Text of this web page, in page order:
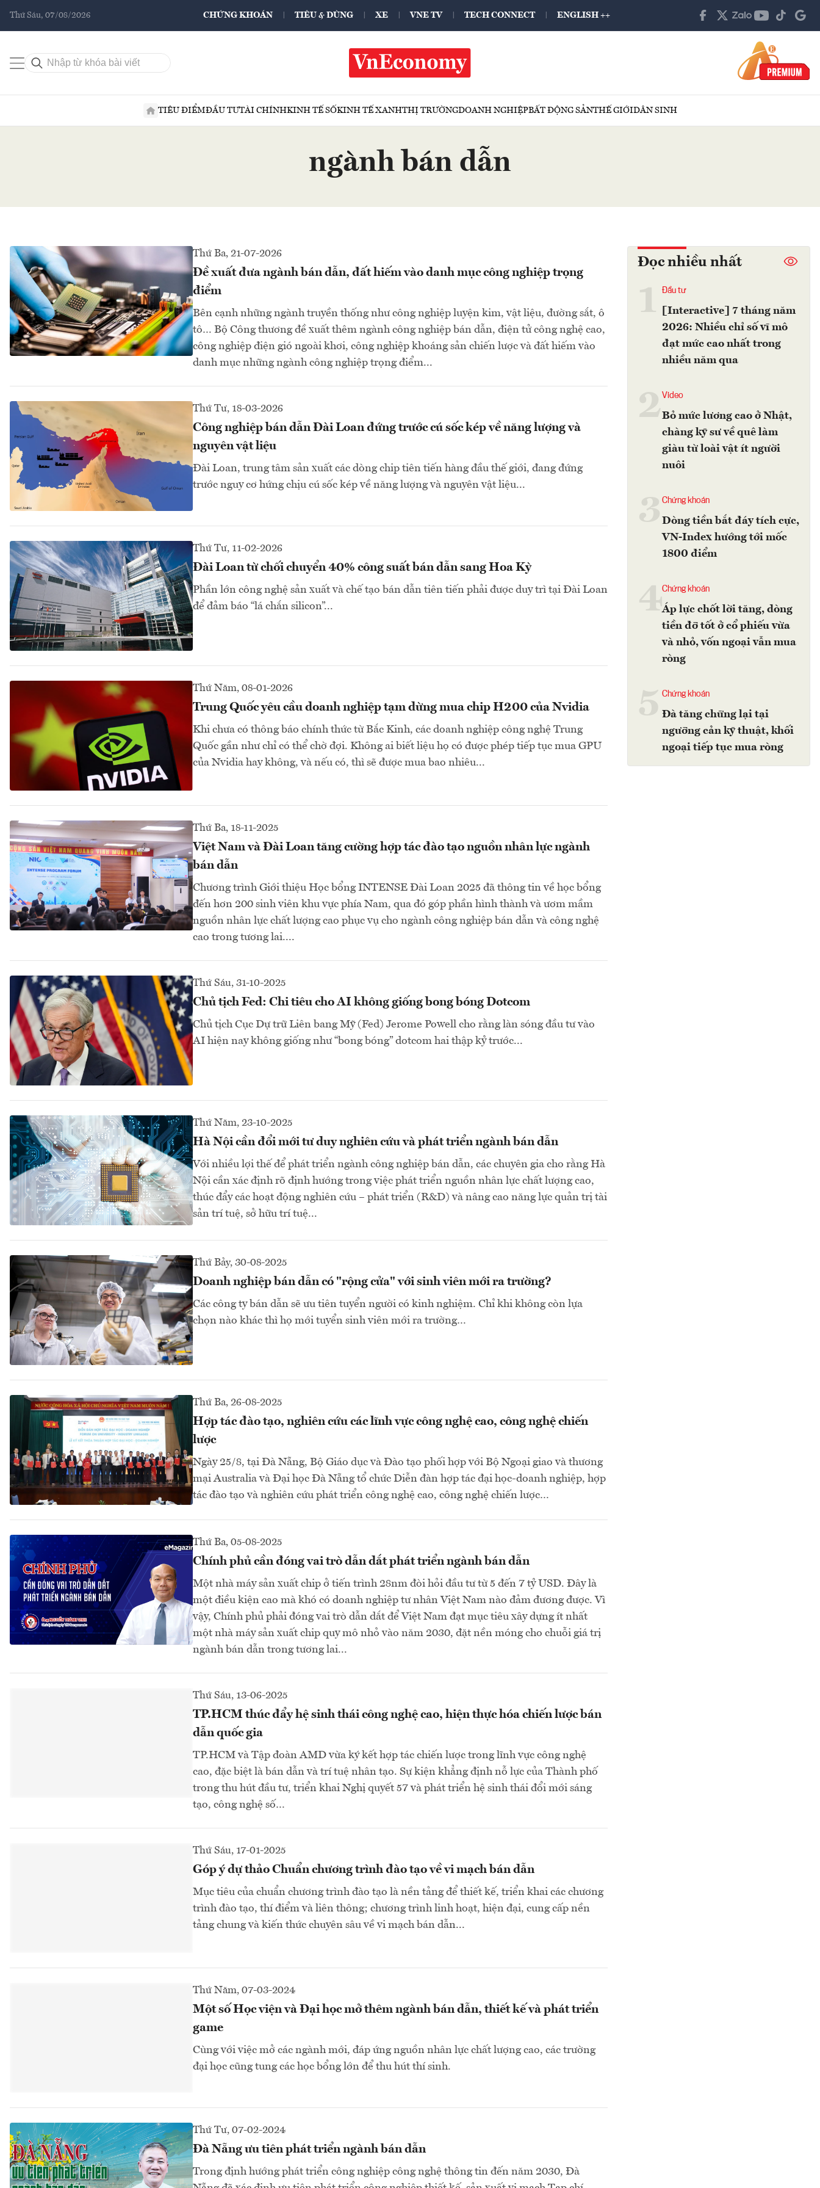
Thứ Sáu, 07/08/2026 CHỨNG KHOÁN TIÊU & DÙNG XE VNE TV TECH CONNECT ENGLISH ++
TIÊU ĐIỂMĐẦU TƯTÀI CHÍNHKINH TẾ SỐKINH TẾ XANHTHỊ TRƯỜNGDOANH NGHIỆPBẤT ĐỘNG SẢNTHẾ GIỚIDÂN SINH
ngành bán dẫn
Thứ Ba, 21-07-2026
Đề xuất đưa ngành bán dẫn, đất hiếm vào danh mục công nghiệp trọng
điểm
Bên cạnh những ngành truyền thống như công nghiệp luyện kim, vật liệu, đường sắt, ô
tô… Bộ Công thương đề xuất thêm ngành công nghiệp bán dẫn, điện tử công nghệ cao,
công nghiệp điện gió ngoài khơi, công nghiệp khoáng sản chiến lược và đất hiếm vào
danh mục những ngành công nghiệp trọng điểm...
Thứ Tư, 18-03-2026
Công nghiệp bán dẫn Đài Loan đứng trước cú sốc kép về năng lượng và
nguyên vật liệu
Đài Loan, trung tâm sản xuất các dòng chip tiên tiến hàng đầu thế giới, đang đứng
trước nguy cơ hứng chịu cú sốc kép về năng lượng và nguyên vật liệu...
Thứ Tư, 11-02-2026
Đài Loan từ chối chuyển 40% công suất bán dẫn sang Hoa Kỳ
Phần lớn công nghệ sản xuất và chế tạo bán dẫn tiên tiến phải được duy trì tại Đài Loan
để đảm báo “lá chắn silicon”...
Thứ Năm, 08-01-2026
Trung Quốc yêu cầu doanh nghiệp tạm dừng mua chip H200 của Nvidia
Khi chưa có thông báo chính thức từ Bắc Kinh, các doanh nghiệp công nghệ Trung
Quốc gần như chỉ có thể chờ đợi. Không ai biết liệu họ có được phép tiếp tục mua GPU
của Nvidia hay không, và nếu có, thì sẽ được mua bao nhiêu...
Thứ Ba, 18-11-2025
Việt Nam và Đài Loan tăng cường hợp tác đào tạo nguồn nhân lực ngành
bán dẫn
Chương trình Giới thiệu Học bổng INTENSE Đài Loan 2025 đã thông tin về học bổng
đến hơn 200 sinh viên khu vực phía Nam, qua đó góp phần hình thành và ươm mầm
nguồn nhân lực chất lượng cao phục vụ cho ngành công nghiệp bán dẫn và công nghệ
cao trong tương lai....
Thứ Sáu, 31-10-2025
Chủ tịch Fed: Chi tiêu cho AI không giống bong bóng Dotcom
Chủ tịch Cục Dự trữ Liên bang Mỹ (Fed) Jerome Powell cho rằng làn sóng đầu tư vào
AI hiện nay không giống như “bong bóng” dotcom hai thập kỷ trước...
Thứ Năm, 23-10-2025
Hà Nội cần đổi mới tư duy nghiên cứu và phát triển ngành bán dẫn
Với nhiều lợi thế để phát triển ngành công nghiệp bán dẫn, các chuyên gia cho rằng Hà
Nội cần xác định rõ định hướng trong việc phát triển nguồn nhân lực chất lượng cao,
thúc đẩy các hoạt động nghiên cứu – phát triển (R&D) và nâng cao năng lực quản trị tài
sản trí tuệ, sở hữu trí tuệ...
Thứ Bảy, 30-08-2025
Doanh nghiệp bán dẫn có "rộng cửa" với sinh viên mới ra trường?
Các công ty bán dẫn sẽ ưu tiên tuyển người có kinh nghiệm. Chỉ khi không còn lựa
chọn nào khác thì họ mới tuyển sinh viên mới ra trường…
Thứ Ba, 26-08-2025
Hợp tác đào tạo, nghiên cứu các lĩnh vực công nghệ cao, công nghệ chiến
lược
Ngày 25/8, tại Đà Nẵng, Bộ Giáo dục và Đào tạo phối hợp với Bộ Ngoại giao và thương
mại Australia và Đại học Đà Nẵng tổ chức Diễn đàn hợp tác đại học-doanh nghiệp, hợp
tác đào tạo và nghiên cứu phát triển công nghệ cao, công nghệ chiến lược…
Thứ Ba, 05-08-2025
Chính phủ cần đóng vai trò dẫn dắt phát triển ngành bán dẫn
Một nhà máy sản xuất chip ở tiến trình 28nm đòi hỏi đầu tư từ 5 đến 7 tỷ USD. Đây là
một điều kiện cao mà khó có doanh nghiệp tư nhân Việt Nam nào đảm đương được. Vì
vậy, Chính phủ phải đóng vai trò dẫn dắt để Việt Nam đạt mục tiêu xây dựng ít nhất
một nhà máy sản xuất chip quy mô nhỏ vào năm 2030, đặt nền móng cho chuỗi giá trị
ngành bán dẫn trong tương lai...
Thứ Sáu, 13-06-2025
TP.HCM thúc đẩy hệ sinh thái công nghệ cao, hiện thực hóa chiến lược bán
dẫn quốc gia
TP.HCM và Tập đoàn AMD vừa ký kết hợp tác chiến lược trong lĩnh vực công nghệ
cao, đặc biệt là bán dẫn và trí tuệ nhân tạo. Sự kiện khẳng định nỗ lực của Thành phố
trong thu hút đầu tư, triển khai Nghị quyết 57 và phát triển hệ sinh thái đổi mới sáng
tạo, công nghệ số…
Thứ Sáu, 17-01-2025
Góp ý dự thảo Chuẩn chương trình đào tạo về vi mạch bán dẫn
Mục tiêu của chuẩn chương trình đào tạo là nền tảng để thiết kế, triển khai các chương
trình đào tạo, thí điểm và liên thông; chương trình linh hoạt, hiện đại, cung cấp nền
tảng chung và kiến thức chuyên sâu về vi mạch bán dẫn...
Thứ Năm, 07-03-2024
Một số Học viện và Đại học mở thêm ngành bán dẫn, thiết kế và phát triển
game
Cùng với việc mở các ngành mới, đáp ứng nguồn nhân lực chất lượng cao, các trường
đại học cũng tung các học bổng lớn để thu hút thí sinh.
Thứ Tư, 07-02-2024
Đà Nẵng ưu tiên phát triển ngành bán dẫn
Trong định hướng phát triển công nghiệp công nghệ thông tin đến năm 2030, Đà
Đọc nhiều nhất
Đầu tư
[Interactive] 7 tháng năm
2026: Nhiều chỉ số vĩ mô
đạt mức cao nhất trong
nhiều năm qua
2Video
Bỏ mức lương cao ở Nhật,
chàng kỹ sư về quê làm
giàu từ loài vật ít người
nuôi
Chứng khoán
Dòng tiền bắt đáy tích cực,
VN-Index hướng tới mốc
1800 điểm
4Chứng khoán
Áp lực chốt lời tăng, dòng
tiền đỡ tốt ở cổ phiếu vừa
và nhỏ, vốn ngoại vẫn mua
ròng
Chứng khoán
Đà tăng chững lại tại
ngưỡng cản kỹ thuật, khối
ngoại tiếp tục mua ròng